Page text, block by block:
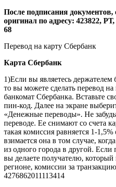
После подписания документов,
оригинал по адресу: 423822,
68
Перевод на карту Сбербанк
Карта Сбербанк
1)Если вы являетесь
то вы можете сделать перевод
банкомат Сбербанка. Вставьте
пин-код. Далее на экране
«Денежные переводы». Не
переводе. Ее снимают со счета
такая комиссия равняется 1-
взимается она в том случае,
из одного города в другой. Если
вы делаете получателю,
регионе, комиссии за
4276862011113414